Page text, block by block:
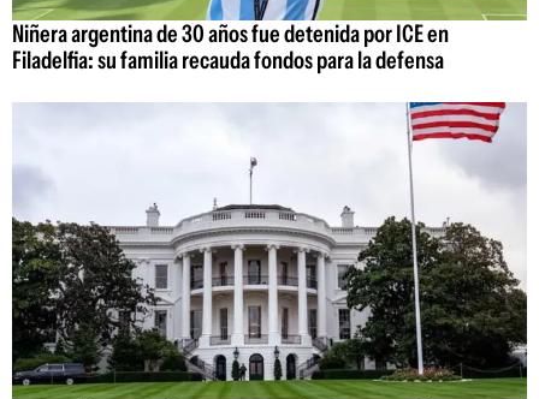
Niñera argentina de 30 años fue detenida por ICE en
Filadelfia: su familia recauda fondos para la defensa